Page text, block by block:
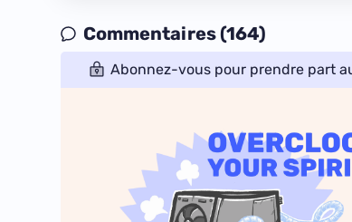
Commentaires (164)
Abonnez-vous pour prendre part